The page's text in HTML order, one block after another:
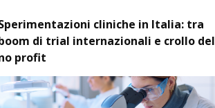
cliniche in Italia: tra
di trial internazionali e crollo del
profit